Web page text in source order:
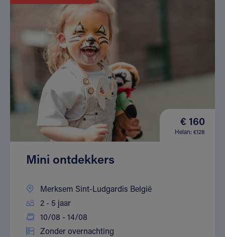
€ 160
Helan: €128
Mini ontdekkers
Merksem Sint-Ludgardis België
2 - 5 jaar
10/08 - 14/08
Zonder overnachting